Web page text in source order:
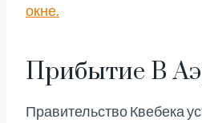
окне.
Прибытие В
Правительство Квебека